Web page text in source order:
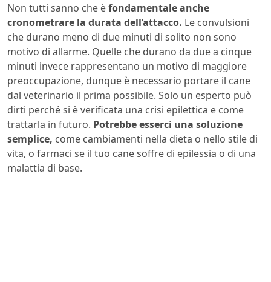
Non tutti sanno che èfondamentale anche
cronometrare la durata dell’attacco. Le convulsioni
che durano meno di due minuti di solito non sono
motivo di allarme. Quelle che durano da due a cinque
minuti invece rappresentano un motivo di maggiore
preoccupazione, dunque è necessario portare il cane
dal veterinario il prima possibile. Solo un esperto può
dirti perché si è verificata una crisi epilettica e come
trattarla in futuro. Potrebbe esserci una soluzione
semplice, come cambiamenti nella dieta o nello stile di
vita, o farmaci se il tuo cane soffre di epilessia o di una
malattia di base.